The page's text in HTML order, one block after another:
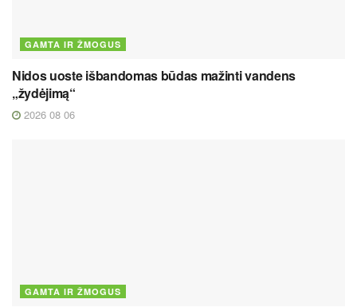
GAMTA IR ŽMOGUS
Nidos uoste išbandomas būdas mažinti vandens
„žydėjimą“
2026 08 06
GAMTA IR ŽMOGUS